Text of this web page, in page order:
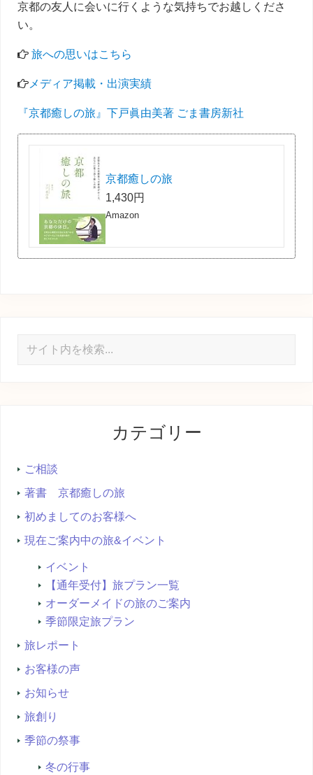
京都の友人に会いに行くような気持ちでお越しくださ
い。
旅への思いはこちら
メディア掲載・出演実績
『京都癒しの旅』下戸眞由美著 ごま書房新社
京都癒しの旅
1,430円
Amazon
カテゴリー
ご相談
著書 京都癒しの旅
初めましてのお客様へ
現在ご案内中の旅&イベント
イベント
【通年受付】旅プラン一覧
オーダーメイドの旅のご案内
季節限定旅プラン
旅レポート
お客様の声
お知らせ
旅創り
季節の祭事
冬の行事